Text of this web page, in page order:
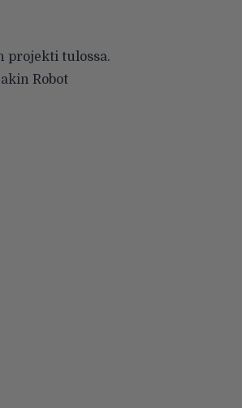
projekti tulossa.
Robot